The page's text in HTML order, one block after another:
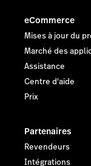
eCommerce
Mises à jour du
Marché des
Assistance
Centre d'aide
Prix
Partenaires
Revendeurs
Intégrations